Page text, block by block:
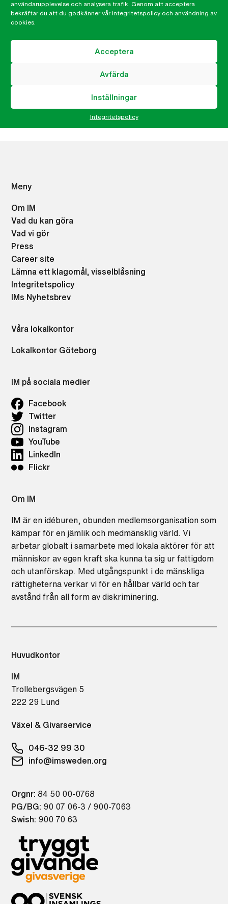
användarupplevelse och analysera trafik. Genom att acceptera
bekräftar du att du godkänner vår integritetspolicy och användning av
cookies.
Acceptera
Avfärda
Inställningar
Integritetspolicy
kolonialism och exploatering.
Generalsekreterare
martin.nihlgard@imsweden.org
046-32 99 35
Meny
Om IM
Vad du kan göra
Vad vi gör
Press
Career site
Lämna ett klagomål, visselblåsning
Integritetspolicy
IMs Nyhetsbrev
Våra lokalkontor
Lokalkontor Göteborg
IM på sociala medier
Facebook
Twitter
Instagram
YouTube
LinkedIn
Flickr
Om IM
IM är en idéburen, obunden medlemsorganisation som
kämpar för en jämlik och medmänsklig värld. Vi
arbetar globalt i samarbete med lokala aktörer för att
människor av egen kraft ska kunna ta sig ur fattigdom
och utanförskap. Med utgångspunkt i de mänskliga
rättigheterna verkar vi för en hållbar värld och tar
avstånd från all form av diskriminering.
Huvudkontor
IM
Trollebergsvägen 5
222 29 Lund
Växel & Givarservice
046-32 99 30
info@imsweden.org
Orgnr: 84 50 00-0768
PG/BG: 90 07 06-3 / 900-7063
Swish: 900 70 63